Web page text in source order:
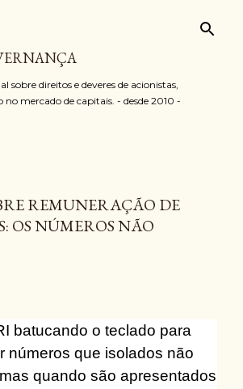
Pular para o conteúdo principal
sobre direitos e deveres de acionistas,
mercado de capitais. - desde 2010 -
REMUNERAÇÃO DE
OS NÚMEROS NÃO
batucando o teclado para
números que isolados não
quando são apresentados